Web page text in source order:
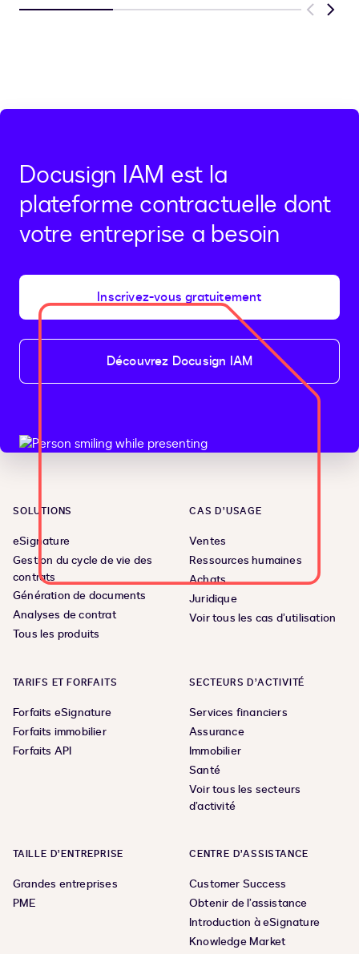
Previous
Next
Docusign IAM est la
plateforme contractuelle dont
votre entreprise a besoin
Inscrivez-vous gratuitement
Découvrez Docusign IAM
SOLUTIONS
eSignature
Gestion du cycle de vie des
contrats
Génération de documents
Analyses de contrat
Tous les produits
CAS D’USAGE
Ventes
Ressources humaines
Achats
Juridique
Voir tous les cas d’utilisation
TARIFS ET FORFAITS
Forfaits eSignature
Forfaits immobilier
Forfaits API
SECTEURS D’ACTIVITÉ
Services financiers
Assurance
Immobilier
Santé
Voir tous les secteurs
d’activité
TAILLE D’ENTREPRISE
Grandes entreprises
PME
CENTRE D’ASSISTANCE
Customer Success
Obtenir de l’assistance
Introduction à eSignature
Knowledge Market